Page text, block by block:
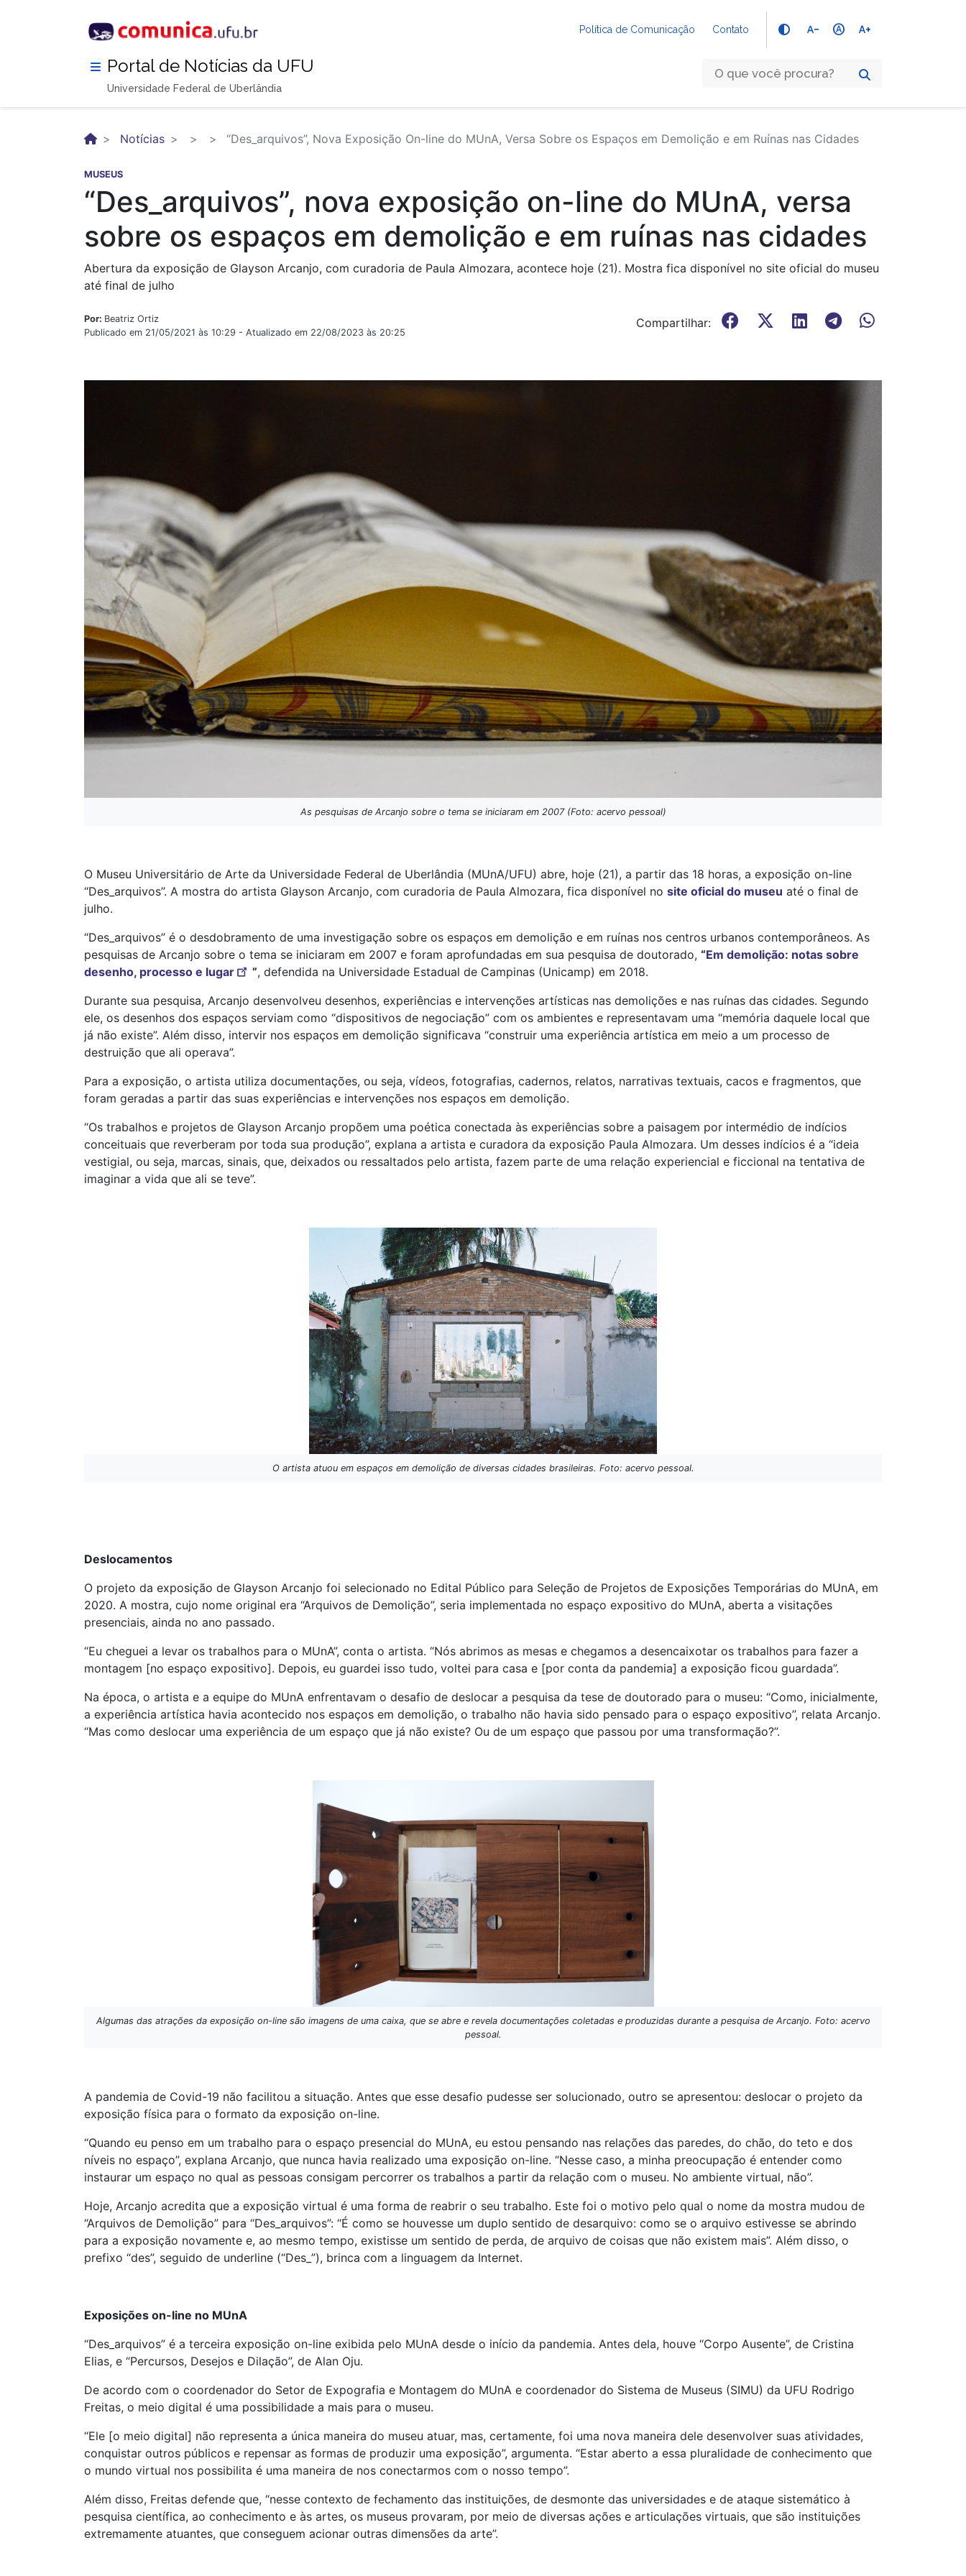
Política de Comunicação Contato text_decrease hdr_auto text_increase
Portal de Notícias da UFU
Universidade Federal de Uberlândia
Notícias “Des_arquivos”, Nova Exposição On-line do MUnA, Versa Sobre os Espaços em Demolição e em Ruínas nas Cidades
MUSEUS
“Des_arquivos”, nova exposição on-line do MUnA, versa
sobre os espaços em demolição e em ruínas nas cidades
Abertura da exposição de Glayson Arcanjo, com curadoria de Paula Almozara, acontece hoje (21). Mostra fica disponível no site oficial do museu
até final de julho
Por: Beatriz Ortiz
Publicado em 21/05/2021 às 10:29 - Atualizado em 22/08/2023 às 20:25
Compartilhar:
As pesquisas de Arcanjo sobre o tema se iniciaram em 2007 (Foto: acervo pessoal)
O Museu Universitário de Arte da Universidade Federal de Uberlândia (MUnA/UFU) abre, hoje (21), a partir das 18 horas, a exposição on-line
“Des_arquivos”. A mostra do artista Glayson Arcanjo, com curadoria de Paula Almozara, fica disponível no site oficial do museu até o final de
julho.
“Des_arquivos” é o desdobramento de uma investigação sobre os espaços em demolição e em ruínas nos centros urbanos contemporâneos. As
pesquisas de Arcanjo sobre o tema se iniciaram em 2007 e foram aprofundadas em sua pesquisa de doutorado, “Em demolição: notas sobre
desenho, processo e lugar
”, defendida na Universidade Estadual de Campinas (Unicamp) em 2018.
Durante sua pesquisa, Arcanjo desenvolveu desenhos, experiências e intervenções artísticas nas demolições e nas ruínas das cidades. Segundo
ele, os desenhos dos espaços serviam como “dispositivos de negociação” com os ambientes e representavam uma “memória daquele local que
já não existe”. Além disso, intervir nos espaços em demolição significava “construir uma experiência artística em meio a um processo de
destruição que ali operava”.
Para a exposição, o artista utiliza documentações, ou seja, vídeos, fotografias, cadernos, relatos, narrativas textuais, cacos e fragmentos, que
foram geradas a partir das suas experiências e intervenções nos espaços em demolição.
“Os trabalhos e projetos de Glayson Arcanjo propõem uma poética conectada às experiências sobre a paisagem por intermédio de indícios
conceituais que reverberam por toda sua produção”, explana a artista e curadora da exposição Paula Almozara. Um desses indícios é a “ideia
vestigial, ou seja, marcas, sinais, que, deixados ou ressaltados pelo artista, fazem parte de uma relação experiencial e ficcional na tentativa de
imaginar a vida que ali se teve”.
O artista atuou em espaços em demolição de diversas cidades brasileiras. Foto: acervo pessoal.
Deslocamentos
O projeto da exposição de Glayson Arcanjo foi selecionado no Edital Público para Seleção de Projetos de Exposições Temporárias do MUnA, em
2020. A mostra, cujo nome original era “Arquivos de Demolição”, seria implementada no espaço expositivo do MUnA, aberta a visitações
presenciais, ainda no ano passado.
“Eu cheguei a levar os trabalhos para o MUnA”, conta o artista. “Nós abrimos as mesas e chegamos a desencaixotar os trabalhos para fazer a
montagem [no espaço expositivo]. Depois, eu guardei isso tudo, voltei para casa e [por conta da pandemia] a exposição ficou guardada”.
Na época, o artista e a equipe do MUnA enfrentavam o desafio de deslocar a pesquisa da tese de doutorado para o museu: “Como, inicialmente,
a experiência artística havia acontecido nos espaços em demolição, o trabalho não havia sido pensado para o espaço expositivo”, relata Arcanjo.
“Mas como deslocar uma experiência de um espaço que já não existe? Ou de um espaço que passou por uma transformação?”.
Algumas das atrações da exposição on-line são imagens de uma caixa, que se abre e revela documentações coletadas e produzidas durante a pesquisa de Arcanjo. Foto: acervo
pessoal.
A pandemia de Covid-19 não facilitou a situação. Antes que esse desafio pudesse ser solucionado, outro se apresentou: deslocar o projeto da
exposição física para o formato da exposição on-line.
“Quando eu penso em um trabalho para o espaço presencial do MUnA, eu estou pensando nas relações das paredes, do chão, do teto e dos
níveis no espaço”, explana Arcanjo, que nunca havia realizado uma exposição on-line. “Nesse caso, a minha preocupação é entender como
instaurar um espaço no qual as pessoas consigam percorrer os trabalhos a partir da relação com o museu. No ambiente virtual, não”.
Hoje, Arcanjo acredita que a exposição virtual é uma forma de reabrir o seu trabalho. Este foi o motivo pelo qual o nome da mostra mudou de
“Arquivos de Demolição” para “Des_arquivos”: “É como se houvesse um duplo sentido de desarquivo: como se o arquivo estivesse se abrindo
para a exposição novamente e, ao mesmo tempo, existisse um sentido de perda, de arquivo de coisas que não existem mais”. Além disso, o
prefixo “des”, seguido de underline (“Des_”), brinca com a linguagem da Internet.
Exposições on-line no MUnA
“Des_arquivos” é a terceira exposição on-line exibida pelo MUnA desde o início da pandemia. Antes dela, houve “Corpo Ausente”, de Cristina
Elias, e “Percursos, Desejos e Dilação”, de Alan Oju.
De acordo com o coordenador do Setor de Expografia e Montagem do MUnA e coordenador do Sistema de Museus (SIMU) da UFU Rodrigo
Freitas, o meio digital é uma possibilidade a mais para o museu.
“Ele [o meio digital] não representa a única maneira do museu atuar, mas, certamente, foi uma nova maneira dele desenvolver suas atividades,
conquistar outros públicos e repensar as formas de produzir uma exposição”, argumenta. “Estar aberto a essa pluralidade de conhecimento que
o mundo virtual nos possibilita é uma maneira de nos conectarmos com o nosso tempo”.
Além disso, Freitas defende que, “nesse contexto de fechamento das instituições, de desmonte das universidades e de ataque sistemático à
pesquisa científica, ao conhecimento e às artes, os museus provaram, por meio de diversas ações e articulações virtuais, que são instituições
extremamente atuantes, que conseguem acionar outras dimensões da arte”.